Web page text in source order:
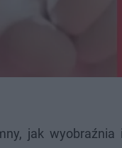
jak